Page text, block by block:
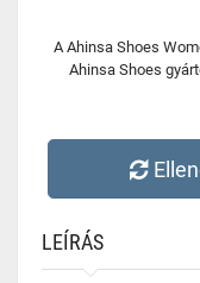
A Ahinsa Shoes
Ahinsa Shoes
LEÍRÁS